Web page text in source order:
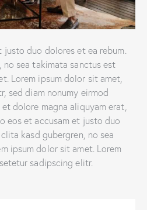
duo dolores et ea rebum.
sea takimata sanctus est
Lorem ipsum dolor sit amet,
sed diam nonumy eirmod
dolore magna aliquyam erat,
eos et accusam et justo duo
kasd gubergren, no sea
ipsum dolor sit amet. Lorem
sadipscing elitr.